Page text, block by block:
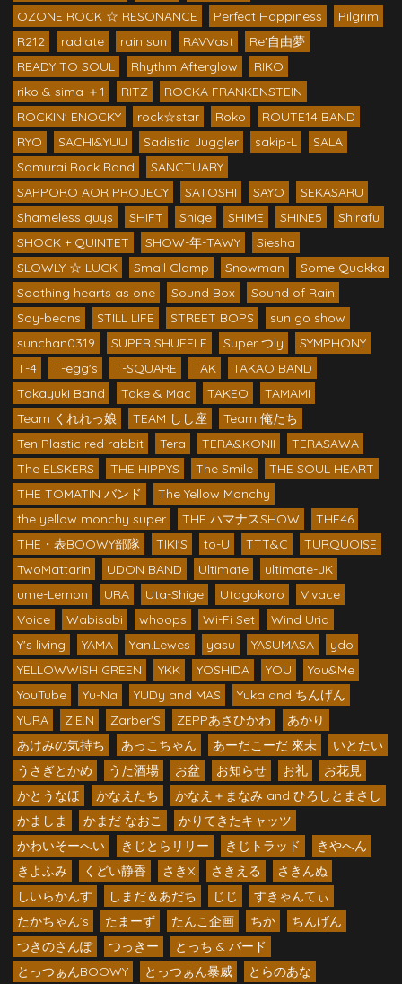
OZONE ROCK ☆ RESONANCE
Perfect Happiness
Pilgrim
R212
radiate rain sun RAVVast
Re'自由夢
READY TO SOUL
Rhythm Afterglow
RIKO
riko & sima ＋1
RITZ
ROCKA FRANKENSTEIN
ROCKIN' ENOCKY
rock☆star Roko
ROUTE14 BAND
RYO
SACHI&YUU Sadistic Juggler sakip-L
SALA
Samurai Rock Band
SANCTUARY
SAPPORO AOR PROJECY
SATOSHI SAYO
SEKASARU
Shameless guys
SHIFT Shige SHIME SHINE5
Shirafu
SHOCK + QUINTET
SHOW-年-TAWY
Siesha
SLOWLY ☆ LUCK
Small Clamp Snowman
Some Quokka
Soothing hearts as one
Sound Box
Sound of Rain
Soy-beans
STILL LIFE STREET BOPS
sun go show
sunchan0319
SUPER SHUFFLE Super つly
SYMPHONY
T-4
T-egg's T-SQUARE TAK
TAKAO BAND
Takayuki Band
Take & Mac TAKEO
TAMAMI
Team くれれっ娘
TEAM しし座
Team 俺たち
Ten Plastic red rabbit
Tera TERA&KONII
TERASAWA
The ELSKERS
THE HIPPYS The Smile
THE SOUL HEART
THE TOMATIN バンド
The Yellow Monchy
the yellow monchy super
THE ハマナスSHOW
THE46
THE・表BOOWY部隊
TIKI'S to-U TTT&C
TURQUOISE
TwoMattarin
UDON BAND Ultimate
ultimate-JK
ume-Lemon
URA Uta-Shige Utagokoro
Vivace
Voice
Wabisabi whoops Wi-Fi Set
Wind Uria
Y's living
YAMA Yan.Lewes yasu YASUMASA
ydo
YELLOWWISH GREEN
YKK YOSHIDA YOU
You&Me
YouTube
Yu-Na YUDy and MAS
Yuka and ちんげん
YURA
Z.E.N Zarber'S ZEPPあさひかわ
あかり
あけみの気持ち
あっこちゃん あーだこーだ 來未
いとたい
うさぎとかめ
うた酒場 お盆 お知らせ お礼
お花見
かとうなほ
かなえたち
かなえ＋まなみ and ひろしとまさし
かましま
かまだ なおこ
かりてきたキャッツ
かわいそーへい
きじとらリリー きじトラッド
きやへん
きよふみ
くどい静香 さきX さきえる
さきんぬ
しいらかんす
しまだ＆あだち じじ
すきゃんてぃ
たかちゃん’s
たまーず たんこ企画 ちか
ちんげん
つきのさんぽ
つっきー
とっち & バード
とっつぁんBOOWY
とっつぁん暴威 とらのあな